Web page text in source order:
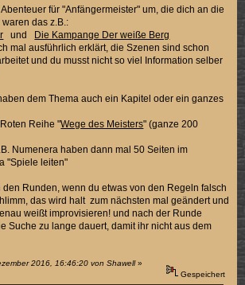
für "Anfängermeister" um, die dich an die
das z.B.:
und
Die Kampange Der weiße Berg
mal ausführlich erklärt, die Szenen sind schon
und du musst nicht so viel Information selber
dem Thema auch ein Kapitel oder ein ganzes
Reihe "Wege des Meisters" (ganze 200
Numenera haben dann mal 50 Seiten im
"Spiele leiten"
den Runden, wenn du etwas von den Regeln falsch
das wird halt zum nächsten mal geändert und
weißt improvisieren! und nach der Runde
Suche zu lange dauert, damit ihr nicht aus dem
2016, 16:46:20 von Shawell»
Gespeichert